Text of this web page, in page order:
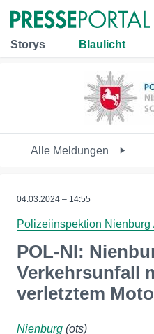
Storys Blaulicht
Alle Meldungen
04.03.2024 – 14:55
Polizeiinspektion Nienburg
POL-NI:
Verkehrsunfall
verletztem
Nienburg (ots)